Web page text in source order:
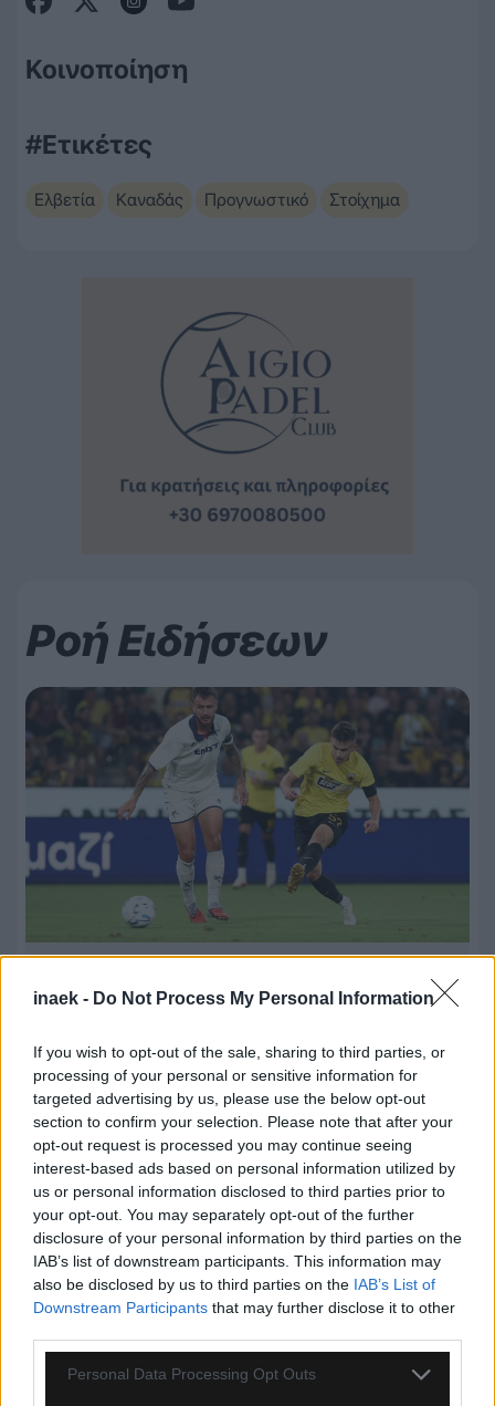
inaek - Do Not Process My Personal Information
If you wish to opt-out of the sale, sharing to third parties, or
processing of your personal or sensitive information for
targeted advertising by us, please use the below opt-out
section to confirm your selection. Please note that after your
opt-out request is processed you may continue seeing
interest-based ads based on personal information utilized by
us or personal information disclosed to third parties prior to
your opt-out. You may separately opt-out of the further
disclosure of your personal information by third parties on the
IAB’s list of downstream participants. This information may
also be disclosed by us to third parties on the IAB’s List of
Downstream Participants that may further disclose it to other
Please note that this website/app uses one or more Google
Personal Data Processing Opt Outs
Κοινοποίηση
#Ετικέτες
Ελβετία Καναδάς Προγνωστικό Στοίχημα
Ροή Ειδήσεων
ΑΕΚ – Athens Kallithea: Τα highlights του αγώνα
08.08.2026, 23:10